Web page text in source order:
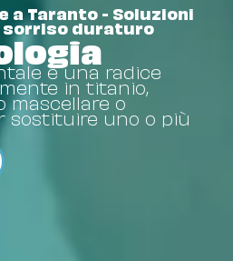
a Taranto - Soluzioni
sorriso duraturo
è una radice
in titanio,
mascellare o
sostituire uno o più